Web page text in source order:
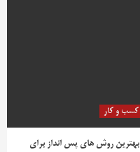
کسب و کار
بهترین روش‌ های پس‌ انداز برای